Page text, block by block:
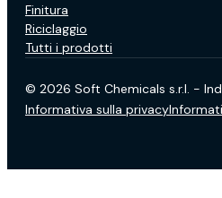
Finitura
Riciclaggio
Tutti i prodotti
© 2026 Soft Chemicals s.r.l. -
Informativa sulla privacy